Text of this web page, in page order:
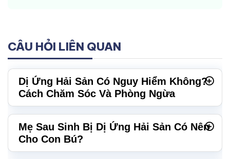
CÂU HỎI LIÊN QUAN
Dị Ứng Hải Sản Có Nguy Hiểm Không?
Cách Chăm Sóc Và Phòng Ngừa
Mẹ Sau Sinh Bị Dị Ứng Hải Sản Có Nên
Cho Con Bú?